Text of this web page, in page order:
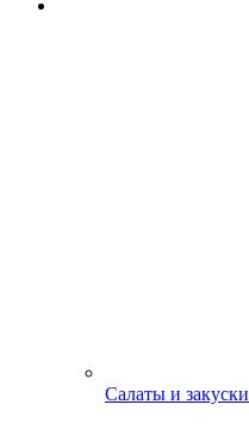
Салаты и закуски